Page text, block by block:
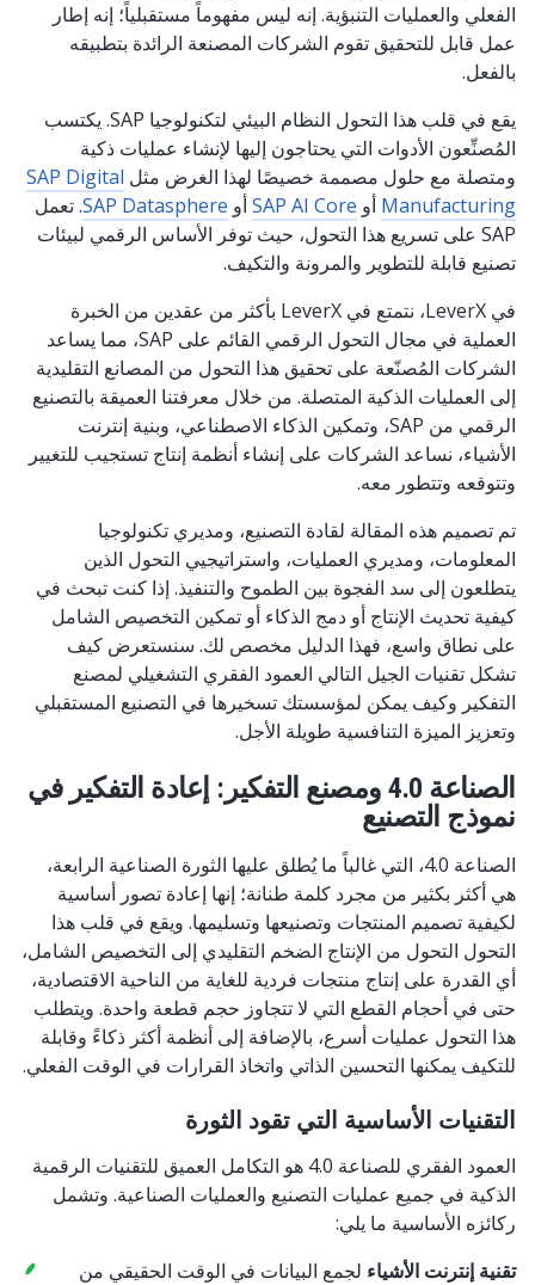
الفعلي والعمليات التنبؤية. إنه ليس مفهوماً مستقبلياً؛ إنه إطار
عمل قابل للتحقيق تقوم الشركات المصنعة الرائدة بتطبيقه
بالفعل.
يقع في قلب هذا التحول النظام البيئي لتكنولوجيا SAP. يكتسب
المُصنِّعون الأدوات التي يحتاجون إليها لإنشاء عمليات ذكية
ومتصلة مع حلول مصممة خصيصًا لهذا الغرض مثل SAP Digital
Manufacturing أو SAP AI Coreأو SAP Datasphere. تعمل
SAP على تسريع هذا التحول، حيث توفر الأساس الرقمي لبيئات
تصنيع قابلة للتطوير والمرونة والتكيف.
في LeverX، نتمتع في LeverX بأكثر من عقدين من الخبرة
العملية في مجال التحول الرقمي القائم على SAP، مما يساعد
الشركات المُصنّعة على تحقيق هذا التحول من المصانع التقليدية
إلى العمليات الذكية المتصلة. من خلال معرفتنا العميقة بالتصنيع
الرقمي من SAP، وتمكين الذكاء الاصطناعي، وبنية إنترنت
الأشياء، نساعد الشركات على إنشاء أنظمة إنتاج تستجيب للتغيير
وتتوقعه وتتطور معه.
تم تصميم هذه المقالة لقادة التصنيع، ومديري تكنولوجيا
المعلومات، ومديري العمليات، واستراتيجيي التحول الذين
يتطلعون إلى سد الفجوة بين الطموح والتنفيذ. إذا كنت تبحث في
كيفية تحديث الإنتاج أو دمج الذكاء أو تمكين التخصيص الشامل
على نطاق واسع، فهذا الدليل مخصص لك. سنستعرض كيف
تشكل تقنيات الجيل التالي العمود الفقري التشغيلي لمصنع
التفكير وكيف يمكن لمؤسستك تسخيرها في التصنيع المستقبلي
وتعزيز الميزة التنافسية طويلة الأجل.
الصناعة 4.0 ومصنع التفكير: إعادة التفكير في
نموذج التصنيع
الصناعة 4.0، التي غالباً ما يُطلق عليها الثورة الصناعية الرابعة،
هي أكثر بكثير من مجرد كلمة طنانة؛ إنها إعادة تصور أساسية
لكيفية تصميم المنتجات وتصنيعها وتسليمها. ويقع في قلب هذا
التحول التحول من الإنتاج الضخم التقليدي إلى التخصيص الشامل،
أي القدرة على إنتاج منتجات فردية للغاية من الناحية الاقتصادية،
حتى في أحجام القطع التي لا تتجاوز حجم قطعة واحدة. ويتطلب
هذا التحول عمليات أسرع، بالإضافة إلى أنظمة أكثر ذكاءً وقابلة
للتكيف يمكنها التحسين الذاتي واتخاذ القرارات في الوقت الفعلي.
التقنيات الأساسية التي تقود الثورة
العمود الفقري للصناعة 4.0 هو التكامل العميق للتقنيات الرقمية
الذكية في جميع عمليات التصنيع والعمليات الصناعية. وتشمل
ركائزه الأساسية ما يلي:
تقنية إنترنت الأشياء لجمع البيانات في الوقت الحقيقي من